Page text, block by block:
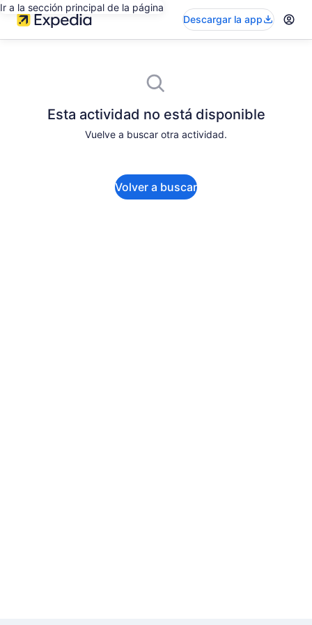
Ir a la sección principal de la página
Descargar la app
Esta actividad no está disponible
Vuelve a buscar otra actividad.
Volver a buscar